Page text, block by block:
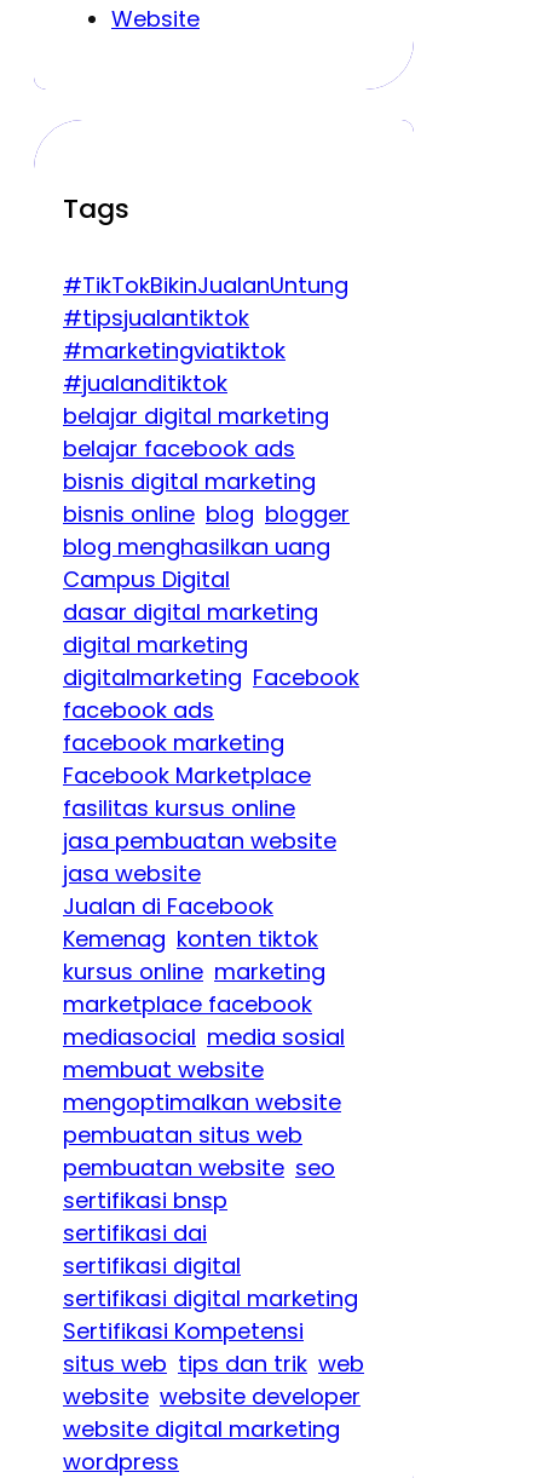
Website
Tags
#TikTokBikinJualanUntung
#tipsjualantiktok
#marketingviatiktok
#jualanditiktok
belajar digital marketing
belajar facebook ads
bisnis digital marketing
bisnis online blog blogger
blog menghasilkan uang
Campus Digital
dasar digital marketing
digital marketing
digitalmarketing Facebook
facebook ads
facebook marketing
Facebook Marketplace
fasilitas kursus online
jasa pembuatan website
jasa website
Jualan di Facebook
Kemenag konten tiktok
kursus online marketing
marketplace facebook
mediasocial media sosial
membuat website
mengoptimalkan website
pembuatan situs web
pembuatan website seo
sertifikasi bnsp
sertifikasi dai
sertifikasi digital
sertifikasi digital marketing
Sertifikasi Kompetensi
situs web tips dan trik web
website website developer
website digital marketing
wordpress